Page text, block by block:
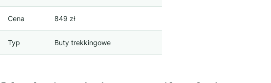
Cena 849 zł
Typ Buty trekkingowe